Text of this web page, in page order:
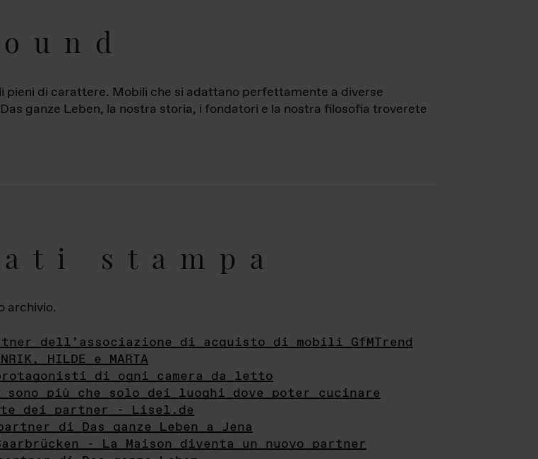
pieni di carattere. Mobili che si adattano perfettamente a diverse
ganze Leben, la nostra storia, i fondatori e la nostra filosofia troverete
stampa
archivio.
dell’associazione di acquisto di mobili GfMTrend
HILDE e MARTA
i protagonisti di ogni camera da letto
sono più che solo dei luoghi dove poter cucinare
dei partner - Lisel.de
di Das ganze Leben a Jena
- La Maison diventa un nuovo partner